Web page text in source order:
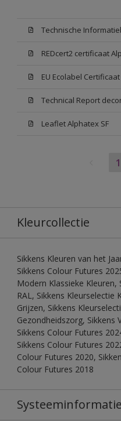
REDcert2 certificaat
EU Ecolabel
Leaflet Alphatex SF
1
Kleurcollectie
Sikkens Kleuren van het
Sikkens Colour Futures
Modern Klassieke Kleuren,
RAL, Sikkens Kleurselectie
Grijzen, Sikkens
Gezondheidszorg, Sikkens
Sikkens Colour Futures
Sikkens Colour Futures
Colour Futures 2020,
Colour Futures 2018
Systeeminformatie